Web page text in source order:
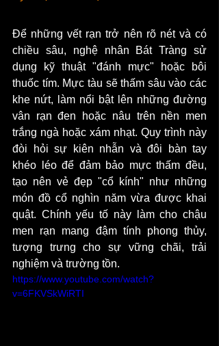
Để những vết rạn trở nên rõ nét và có
chiều sâu, nghệ nhân Bát Tràng sử
dụng kỹ thuật "đánh mực" hoặc bôi
thuốc tím. Mực tàu sẽ thấm sâu vào các
khe nứt, làm nổi bật lên những đường
vân rạn đen hoặc nâu trên nền men
trắng ngà hoặc xám nhạt. Quy trình này
đòi hỏi sự kiên nhẫn và đôi bàn tay
khéo léo để đảm bảo mực thấm đều,
tạo nên vẻ đẹp "cổ kính" như những
món đồ cổ nghìn năm vừa được khai
quật. Chính yếu tố này làm cho chậu
men rạn mang đậm tính phong thủy,
tượng trưng cho sự vững chãi, trải
nghiệm và trường tồn.
https://www.youtube.com/watch?
v=6FKVSkWiRTI